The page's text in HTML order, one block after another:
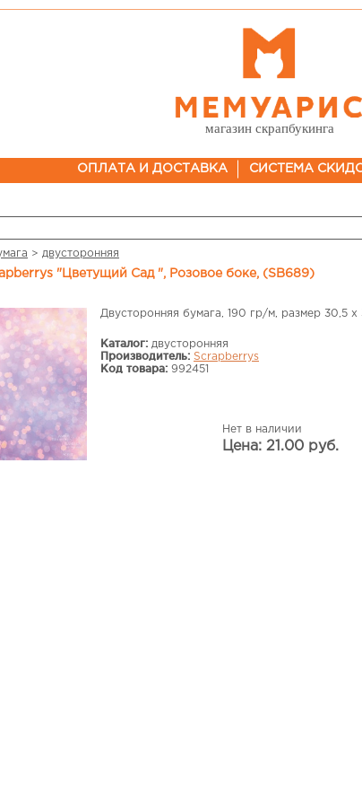
магазин скрапбукинга
ОПЛАТА И ДОСТАВКА СИСТЕМА
> двусторонняя
"Цветущий Сад ", Розовое боке, (SB689)
Двусторонняя бумага, 190 гр/м, размер 30,5 х
Каталог: двусторонняя
Производитель: Scrapberrys
Код товара: 992451
Нет в наличии
Цена: 21.00 руб.